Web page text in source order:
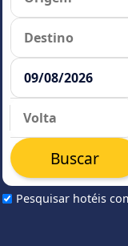
Pesquisar hotéis
Buscar